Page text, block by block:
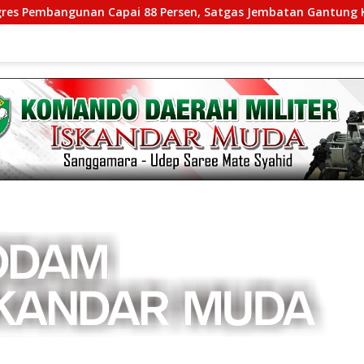
Capai 88 Persen, Satgas Jembatan Gantung Kodim